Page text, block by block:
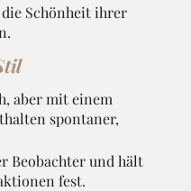
Schönheit ihrer
aber mit einem
spontaner,
Beobachter und hält
fest.